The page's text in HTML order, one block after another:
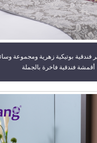
بوتيكية زهرية ومجموعة
أقمشة فندقية فاخرة بالجملة